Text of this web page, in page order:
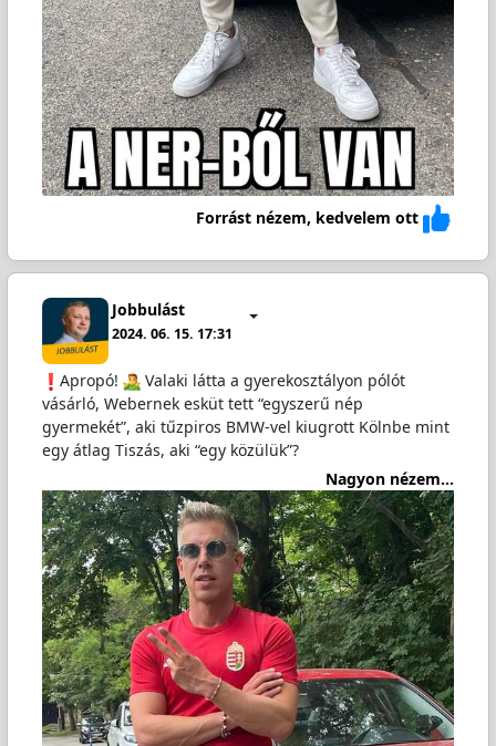
Forrást nézem, kedvelem ott
Jobbulást
2024. 06. 15. 17:31
️Apropó!
️ Valaki látta a gyerekosztályon pólót
vásárló, Webernek esküt tett “egyszerű nép
gyermekét”, aki tűzpiros BMW-vel kiugrott Kölnbe mint
egy átlag Tiszás, aki “egy közülük”?
Nagyon nézem...